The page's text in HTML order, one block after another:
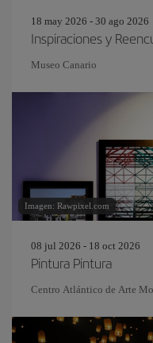
18 may 2026 - 30 ago 2026
Inspiraciones y
Museo Canario
Imagen: Rawpixel.com
08 jul 2026 - 18 oct 2026
Pintura Pintura
Centro Atlántico de Arte